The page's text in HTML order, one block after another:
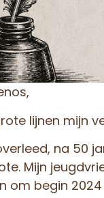
lijnen mijn
na 50
Mijn
om begin